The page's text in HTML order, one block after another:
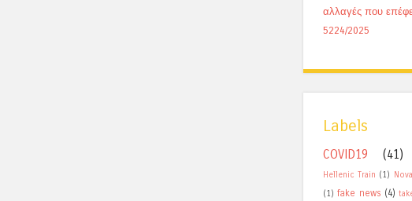
αλλαγές που
5224/2025
Labels
COVID19 (41)
Hellenic Train (1)
(1) fake news (4)